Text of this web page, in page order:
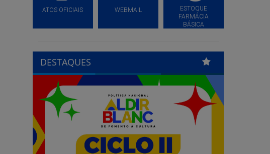
ATOS OFICIAIS WEBMAIL
ESTOQUE
FARMÁCIA
BÁSICA
DESTAQUES